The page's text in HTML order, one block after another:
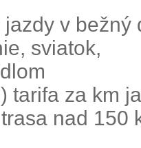
v bežný
sviatok,
tarifa za km
nad 150